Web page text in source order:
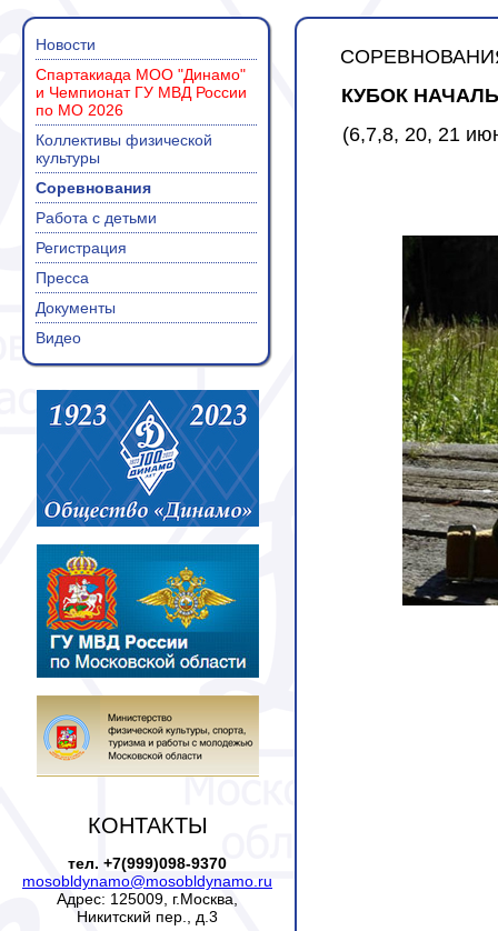
Новости
Спартакиада МОО "Динамо"
и Чемпионат ГУ МВД России
по МО 2026
Коллективы физической
культуры
Соревнования
Работа с детьми
Регистрация
Пресса
Документы
Видео
КОНТАКТЫ
тел. +7(999)098-9370
mosobldynamo@mosobldynamo.ru
Адрес: 125009, г.Москва,
Никитский пер., д.3
КУБОК
(6,7,8, 20, 21